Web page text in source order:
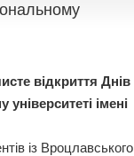
відкриття Днів
імені
із Вроцлавського